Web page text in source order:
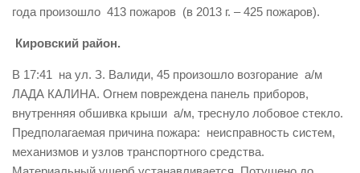
года произошло 413 пожаров (в 2013 г. – 425 пожаров).
Кировский район.
В 17:41 на ул. З. Валиди, 45 произошло возгорание а/м
ЛАДА КАЛИНА. Огнем повреждена панель приборов,
внутренняя обшивка крыши а/м, треснуло лобовое стекло.
Предполагаемая причина пожара: неисправность систем,
механизмов и узлов транспортного средства.